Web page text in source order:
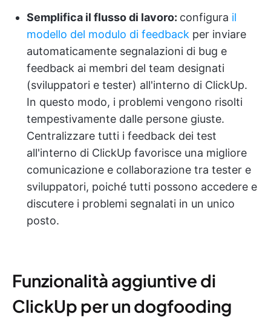
Semplifica il flusso di lavoro: configura il
modello del modulo di feedback per inviare
automaticamente segnalazioni di bug e
feedback ai membri del team designati
(sviluppatori e tester) all'interno di ClickUp.
In questo modo, i problemi vengono risolti
tempestivamente dalle persone giuste.
Centralizzare tutti i feedback dei test
all'interno di ClickUp favorisce una migliore
comunicazione e collaborazione tra tester e
sviluppatori, poiché tutti possono accedere e
discutere i problemi segnalati in un unico
posto.
Funzionalità aggiuntive di
ClickUp per un dogfooding